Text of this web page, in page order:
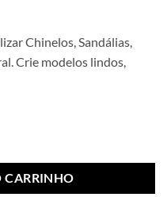
Chinelos, Sandálias,
Crie modelos lindos,
CARRINHO